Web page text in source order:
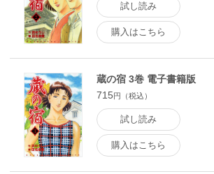
試し読み
購入はこちら
蔵の宿 3巻 電子書籍版
715円（税込）
試し読み
購入はこちら